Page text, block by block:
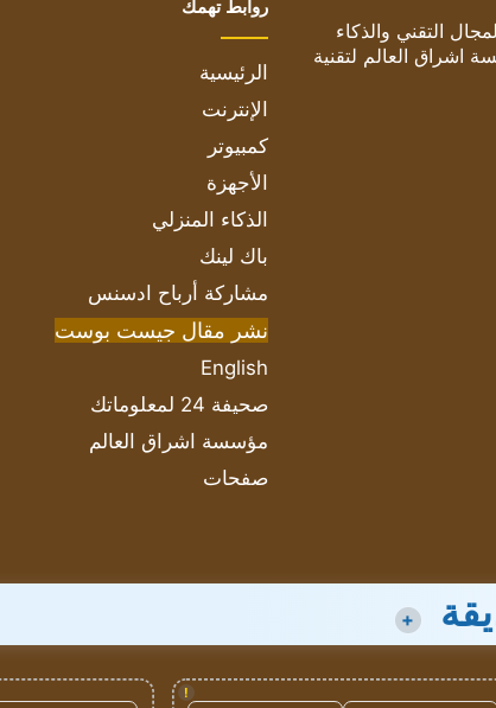
التقني والذكاء
اشراق العالم لتقنية
روابط تهمك
الرئيسية
الإنترنت
كمبيوتر
الأجهزة
الذكاء المنزلي
باك لينك
مشاركة أرباح ادسنس
نشر مقال جيست بوست
English
صحيفة 24 لمعلوماتك
مؤسسة اشراق العالم
صفحات
+
!